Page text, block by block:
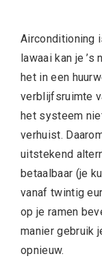
Airconditioning
lawaai kan je ’s
het in een
verblijfsruimte
het systeem
verhuist.
uitstekend
betaalbaar (je
vanaf twintig
op je ramen
manier gebruik
opnieuw.